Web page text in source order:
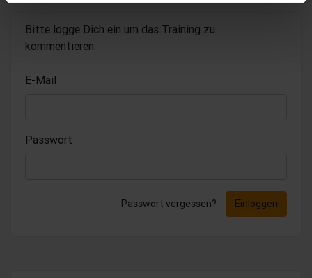
Bitte logge Dich ein um das Training zu
kommentieren.
E-Mail
Passwort
Passwort vergessen? Einloggen